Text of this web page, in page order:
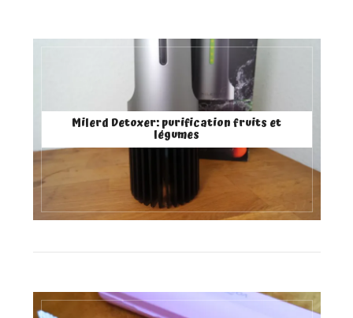
Milerd Detoxer: purification fruits et
légumes